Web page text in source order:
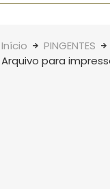
Início
PINGENTES
Arquivo para